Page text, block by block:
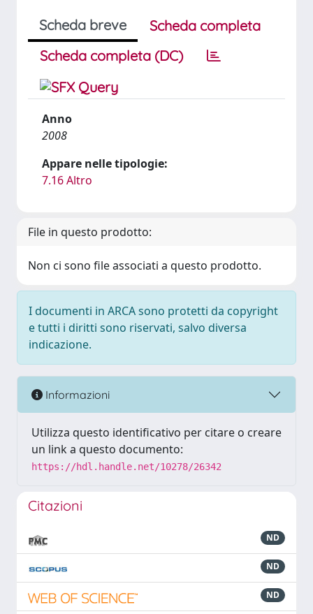
Scheda breve
Scheda completa
Scheda completa (DC)
Anno
2008
Appare nelle tipologie:
7.16 Altro
File in questo prodotto:
Non ci sono file associati a questo prodotto.
I documenti in ARCA sono protetti da copyright
e tutti i diritti sono riservati, salvo diversa
indicazione.
Informazioni
Utilizza questo identificativo per citare o creare
un link a questo documento:
https://hdl.handle.net/10278/26342
Citazioni
ND
ND
ND